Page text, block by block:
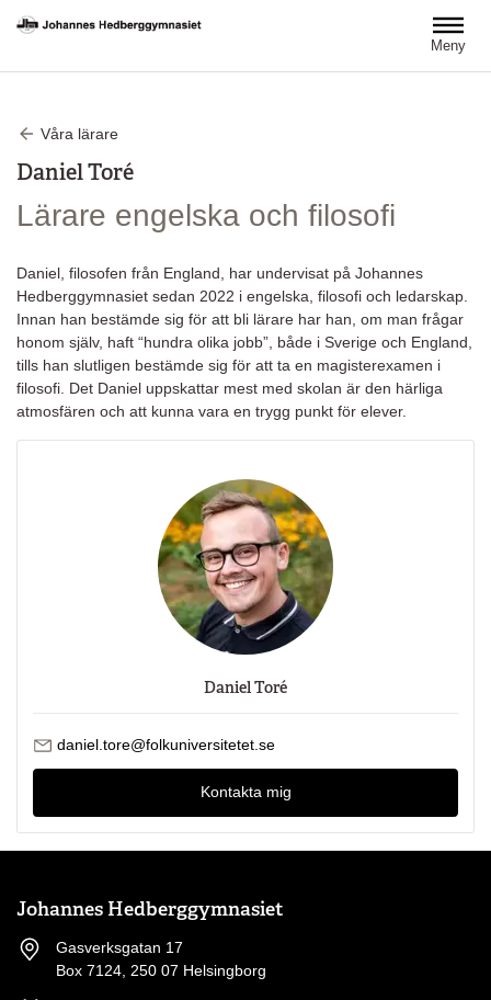
Meny
Våra lärare
Daniel Toré
Lärare engelska och filosofi
Daniel, filosofen från England, har undervisat på Johannes
Hedberggymnasiet sedan 2022 i engelska, filosofi och ledarskap.
Innan han bestämde sig för att bli lärare har han, om man frågar
honom själv, haft “hundra olika jobb”, både i Sverige och England,
tills han slutligen bestämde sig för att ta en magisterexamen i
filosofi. Det Daniel uppskattar mest med skolan är den härliga
atmosfären och att kunna vara en trygg punkt för elever.
Daniel Toré
Skicka mejl till Daniel Toré
daniel.tore@folkuniversitetet.se
Kontakta mig
Johannes Hedberggymnasiet
Gasverksgatan 17
Box 7124, 250 07 Helsingborg